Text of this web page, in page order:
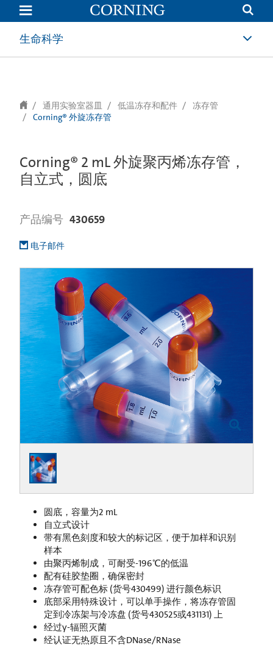
text.skipToContent
text.skipToNavigation
生命科学
通用实验室器皿 低温冻存和配件
冻存管
Corning® 外旋冻存管
Corning® 2 mL 外旋聚丙烯冻存管，
自立式，圆底
产品编号 430659
电子邮件
圆底，容量为2 mL
自立式设计
带有黑色刻度和较大的标记区，便于加样和识别
样本
由聚丙烯制成，可耐受-196℃的低温
配有硅胶垫圈，确保密封
冻存管可配色标 (货号430499) 进行颜色标识
底部采用特殊设计，可以单手操作，将冻存管固
定到冷冻架与冷冻盘 (货号430525或431131) 上
经过γ-辐照灭菌
经认证无热原且不含DNase/RNase